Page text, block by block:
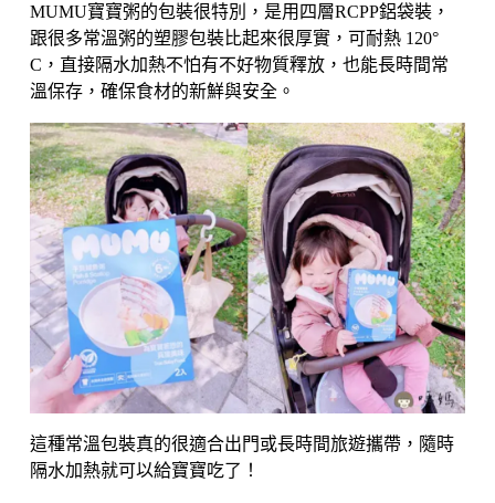
MUMU寶寶粥的包裝很特別，是用四層RCPP鋁袋裝，
跟很多常溫粥的塑膠包裝比起來很厚實，可耐熱 120°
C，直接隔水加熱不怕有不好物質釋放，也能長時間常
溫保存，確保食材的新鮮與安全。
這種常溫包裝真的很適合出門或長時間旅遊攜帶，隨時
隔水加熱就可以給寶寶吃了！